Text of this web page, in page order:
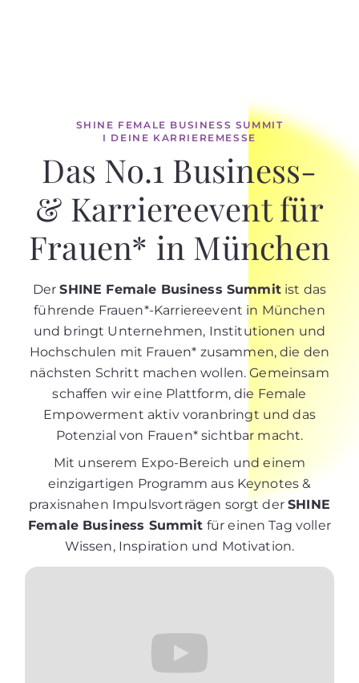
SHINE FEMALE BUSINESS SUMMIT
I DEINE KARRIEREMESSE
Das No.1 Business-
& Karriereevent für
Frauen* in München
DerSHINE Female Business Summitist das
führende Frauen*-Karriereevent in München
und bringt Unternehmen, Institutionen und
Hochschulen mit Frauen* zusammen, die den
nächsten Schritt machen wollen. Gemeinsam
schaffen wir eine Plattform, die Female
Empowerment aktiv voranbringt und das
Potenzial von Frauen* sichtbar macht.
Mit unserem Expo-Bereich und einem
einzigartigen Programm aus Keynotes &
praxisnahen Impulsvorträgen sorgt derSHINE
Female Business Summit für einen Tag voller
Wissen, Inspiration und Motivation.